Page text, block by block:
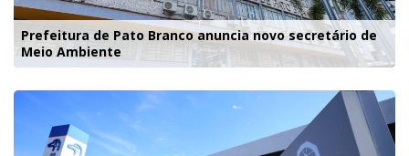
Prefeitura de Pato Branco anuncia novo secretário de
Meio Ambiente